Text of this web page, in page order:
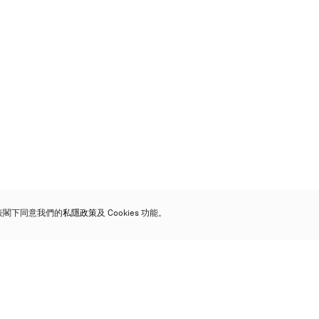
下同意我們的私隱政策及 Cookies 功能。